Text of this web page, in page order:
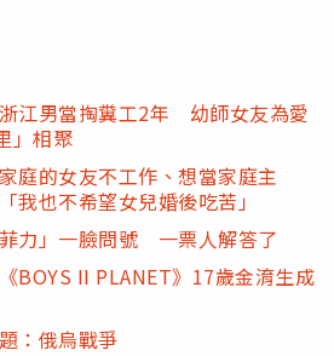
江男當掏糞工2年 幼師女友為愛
」相聚
庭的女友不工作、想當家庭主
也不希望女兒婚後吃苦」
力」一臉問號 一票人解答了
BOYS II PLANET》17歲金淯生成
：俄烏戰爭